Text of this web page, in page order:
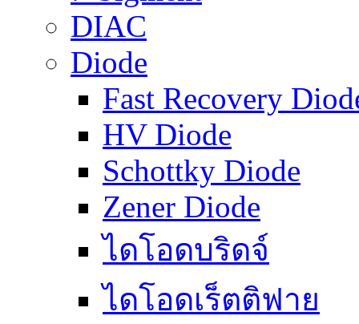
DIAC
Diode
Fast Recovery
HV Diode
Schottky Diode
Zener Diode
ไดโอดบริดจ์
ไดโอดเร็ตติฟาย